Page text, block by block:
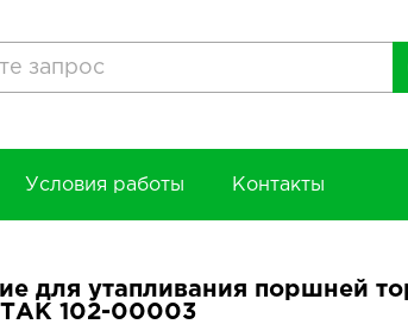
Условия работы Контакты
для утапливания поршней
102-00003